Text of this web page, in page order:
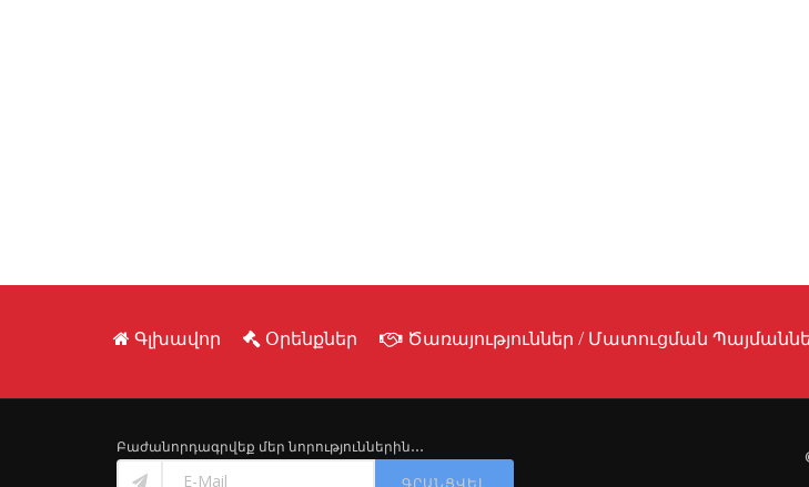
Գլխավոր Օրենքներ Ծառայություններ / Մատուցման
Բաժանորդագրվեք մեր նորություններին․․․
ԳՐԱՆՑՎԵԼ